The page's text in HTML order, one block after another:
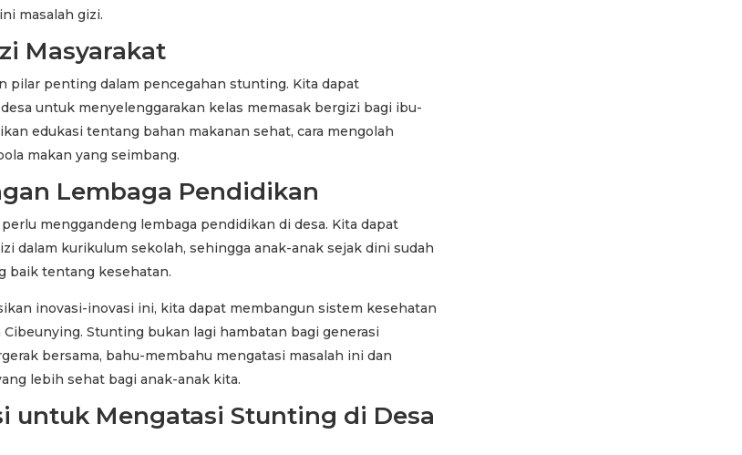
masalah gizi.
Masyarakat
pilar penting dalam pencegahan stunting. Kita dapat
untuk menyelenggarakan kelas memasak bergizi bagi ibu-
edukasi tentang bahan makanan sehat, cara mengolah
makan yang seimbang.
Lembaga Pendidikan
menggandeng lembaga pendidikan di desa. Kita dapat
dalam kurikulum sekolah, sehingga anak-anak sejak dini sudah
baik tentang kesehatan.
inovasi-inovasi ini, kita dapat membangun sistem kesehatan
Stunting bukan lagi hambatan bagi generasi
bersama, bahu-membahu mengatasi masalah ini dan
lebih sehat bagi anak-anak kita.
untuk Mengatasi Stunting di Desa